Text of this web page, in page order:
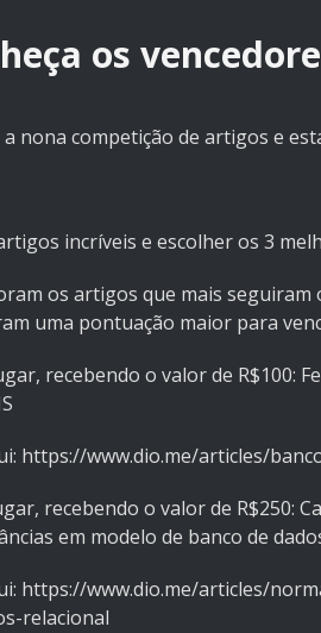
os
a nona competição de artigos e
incríveis e escolher os 3
os artigos que mais
uma pontuação maior para
recebendo o valor de R$100:
https://www.dio.me/articles/
recebendo o valor de R$250:
em modelo de banco de
https://www.dio.me/articles/
relacional